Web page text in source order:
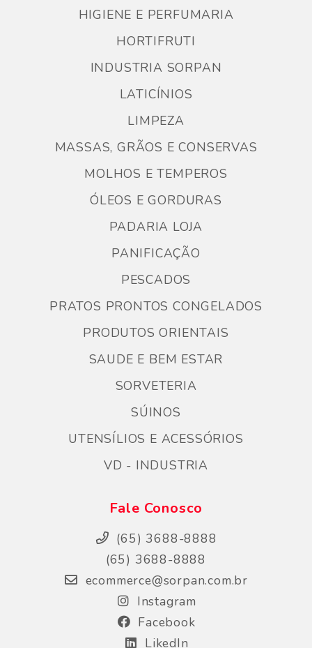
HIGIENE E PERFUMARIA
HORTIFRUTI
INDUSTRIA SORPAN
LATICÍNIOS
LIMPEZA
MASSAS, GRÃOS E CONSERVAS
MOLHOS E TEMPEROS
ÓLEOS E GORDURAS
PADARIA LOJA
PANIFICAÇÃO
PESCADOS
PRATOS PRONTOS CONGELADOS
PRODUTOS ORIENTAIS
SAUDE E BEM ESTAR
SORVETERIA
SÚINOS
UTENSÍLIOS E ACESSÓRIOS
VD - INDUSTRIA
Fale Conosco
(65) 3688-8888
(65) 3688-8888
ecommerce@sorpan.com.br
Instagram
Facebook
LikedIn